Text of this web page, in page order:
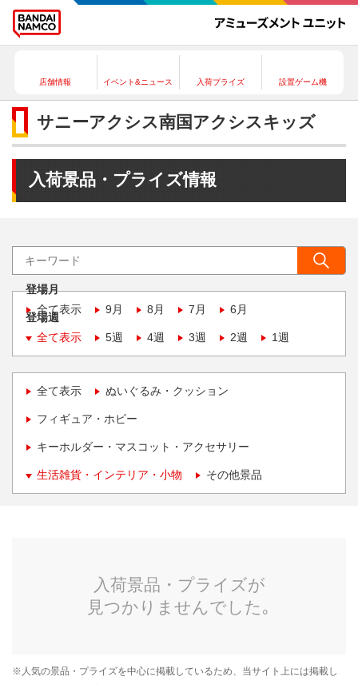
店舗情報 イベント&ニュース 入荷プライズ 設置ゲーム機
サニーアクシス南国アクシスキッズ
入荷景品・プライズ情報
登場月
全て表示
9月 8月 7月 6月
登場週
全て表示
5週 4週 3週 2週 1週
全て表示 ぬいぐるみ・クッション
フィギュア・ホビー
キーホルダー・マスコット・アクセサリー
生活雑貨・インテリア・小物 その他景品